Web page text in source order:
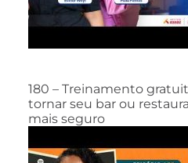
180 – Treinamento
tornar seu bar ou
mais seguro